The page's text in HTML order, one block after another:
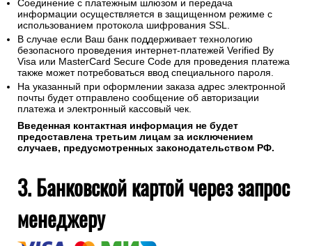
Для оплаты покупки Вы будете перенаправлены на
платежный шлюз ПАО "Сбербанк" для ввода реквизитов
Вашей карты.
Конфиденциальность сообщаемой персональной
информации обеспечивается ПАО "Сбербанк".
Соединение с платежным шлюзом и передача
информации осуществляется в защищенном режиме с
использованием протокола шифрования SSL.
В случае если Ваш банк поддерживает технологию
безопасного проведения интернет-платежей Verified By
Visa или MasterCard Secure Code для проведения платежа
также может потребоваться ввод специального пароля.
платежа и электронный кассовый чек.
Введенная контактная информация не будет
предоставлена третьим лицам за исключением
случаев, предусмотренных законодательством РФ.